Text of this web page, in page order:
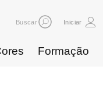
Buscar Iniciar
Formação